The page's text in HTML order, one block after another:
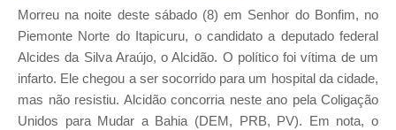
Morreu na noite deste sábado (8) em Senhor do Bonfim, no
Piemonte Norte do Itapicuru, o candidato a deputado federal
Alcides da Silva Araújo, o Alcidão. O político foi vítima de um
infarto. Ele chegou a ser socorrido para um hospital da cidade,
mas não resistiu. Alcidão concorria neste ano pela Coligação
Unidos para Mudar a Bahia (DEM, PRB, PV). Em nota, o